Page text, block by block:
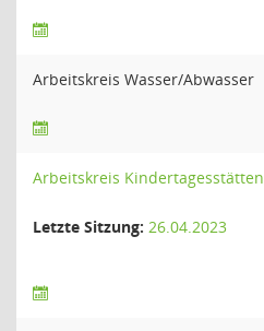
Arbeitskreis Wasser/Abwasser
Arbeitskreis Kindertagesstätten
Letzte Sitzung: 26.04.2023